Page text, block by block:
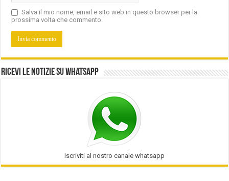
Salva il mio nome, email e sito web in questo browser per la
prossima volta che commento.
Ricevi le notizie su Whatsapp
Iscriviti al nostro canale whatsapp